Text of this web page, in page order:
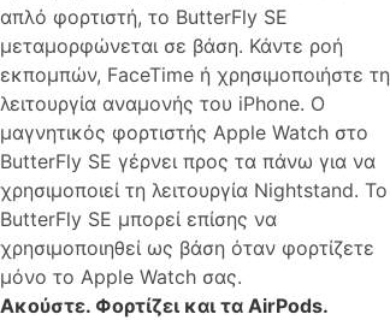
απλό φορτιστή, το ButterFly SE
μεταμορφώνεται σε βάση. Κάντε ροή
εκπομπών, FaceTime ή χρησιμοποιήστε τη
λειτουργία αναμονής του iPhone. Ο
μαγνητικός φορτιστής Apple Watch στο
ButterFly SE γέρνει προς τα πάνω για να
χρησιμοποιεί τη λειτουργία Nightstand. Το
ButterFly SE μπορεί επίσης να
χρησιμοποιηθεί ως βάση όταν φορτίζετε
μόνο το Apple Watch σας.
Ακούστε. Φορτίζει και τα AirPods.